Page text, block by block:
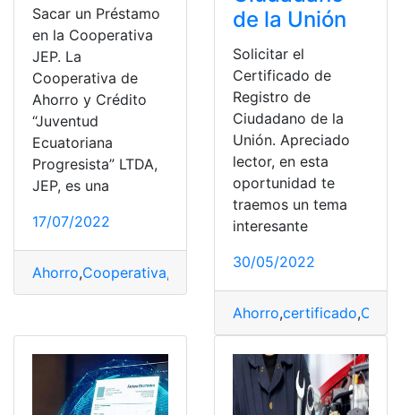
Sacar un Préstamo
en la Cooperativa
JEP. La
Cooperativa de
Ahorro y Crédito
“Juventud
Ecuatoriana
Progresista” LTDA,
JEP, es una
17/07/2022
Ahorro,Cooperativa, Préstamo,Requisitos
de la Unión
Solicitar el
Certificado de
Registro de
Ciudadano de la
Unión. Apreciado
lector, en esta
oportunidad te
traemos un tema
interesante
30/05/2022
Ahorro,certificado,